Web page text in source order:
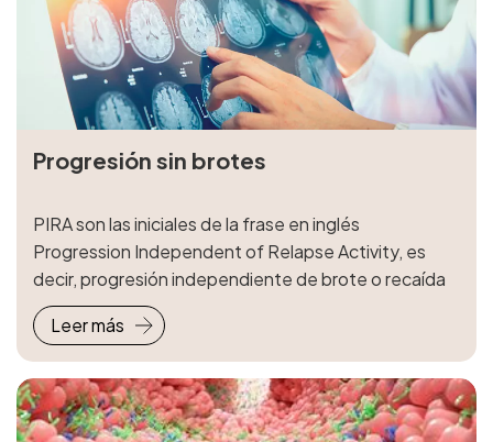
Progresión sin brotes
PIRA son las iniciales de la frase en inglés
Progression Independent of Relapse Activity, es
decir, progresión independiente de brote o recaída
Leer más